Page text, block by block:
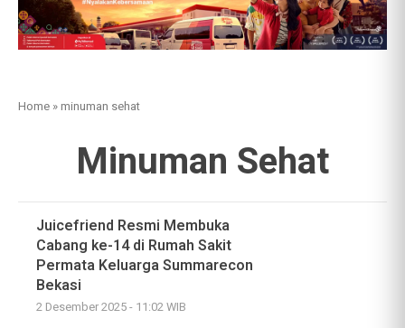
Home »minuman sehat
Minuman Sehat
Juicefriend Resmi Membuka
Cabang ke-14 di Rumah Sakit
Permata Keluarga Summarecon
Bekasi
2 Desember 2025 - 11:02 WIB